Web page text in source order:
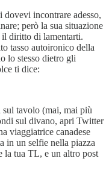
incontrare adesso,
però la sua situazione
il diritto di lamentarti.
tasso autoironico della
lo stesso dietro gli
ti dice:
sul tavolo (mai, mai più
sul divano, apri Twitter
viaggiatrice canadese
in un selfie nella piazza
la tua TL, e un altro post